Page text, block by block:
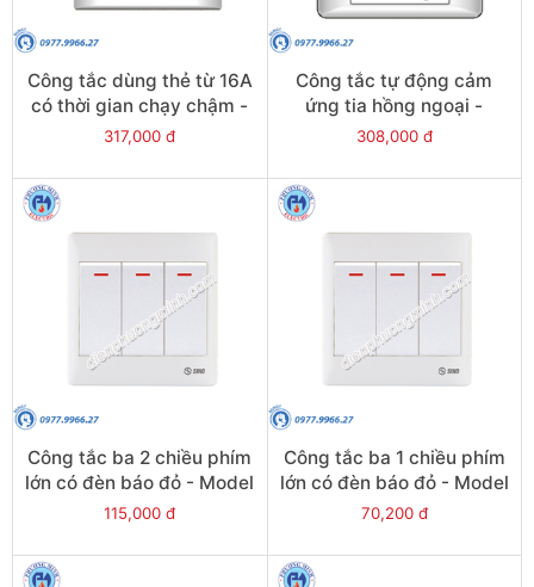
Công tắc dùng thẻ từ 16A
có thời gian chạy chậm -
Model S501
317,000 đ
Công tắc tự động cảm
ứng tia hồng ngoại -
Model S98/XIR
308,000 đ
Công tắc ba 2 chiều phím
lớn có đèn báo đỏ - Model
S983N2R
115,000 đ
Công tắc ba 1 chiều phím
lớn có đèn báo đỏ - Model
S983N1R
70,200 đ